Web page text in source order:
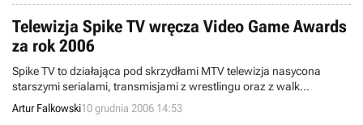
Telewizja Spike TV wręcza Video Game Awards
za rok 2006
Spike TV to działająca pod skrzydłami MTV telewizja nasycona
starszymi serialami, transmisjami z wrestlingu oraz z walk
odbywających się w ramach Ultimate Fighting Championship. Nie
zapomina również o graczach i rokrocznie wręcza nagrody dla
Artur Falkowski10 grudnia 2006 14:53